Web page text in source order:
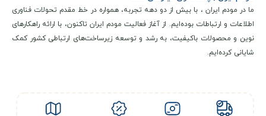
ما در مودم ایران ، با بیش از دو دهه تجربه، همواره در خط مقدم تحولات فناوری
اطلاعات و ارتباطات بوده‌ایم. از آغاز فعالیت مودم ایران تاکنون، با ارائه راهکارهای
نوین و محصولات باکیفیت، به رشد و توسعه زیرساخت‌های ارتباطی کشور کمک
شایانی کرده‌ایم.